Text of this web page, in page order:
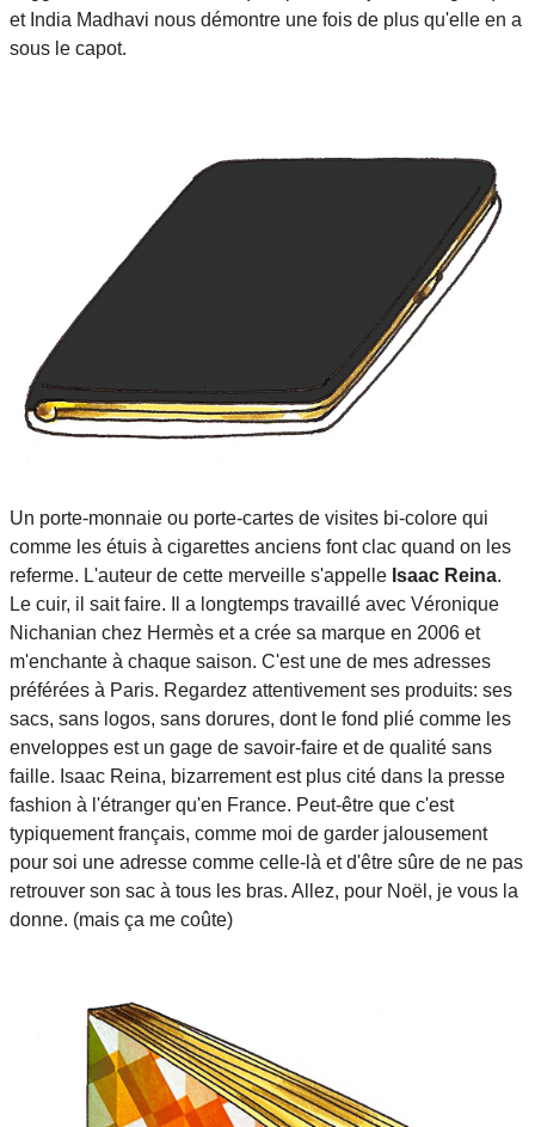
et India Madhavi nous démontre une fois de plus qu'elle en a
sous le capot.
Un porte-monnaie ou porte-cartes de visites bi-colore qui
comme les étuis à cigarettes anciens font clac quand on les
referme. L'auteur de cette merveille s'appelle Isaac Reina.
Le cuir, il sait faire. Il a longtemps travaillé avec Véronique
Nichanian chez Hermès et a crée sa marque en 2006 et
m'enchante à chaque saison. C'est une de mes adresses
préférées à Paris. Regardez attentivement ses produits: ses
sacs, sans logos, sans dorures, dont le fond plié comme les
enveloppes est un gage de savoir-faire et de qualité sans
faille. Isaac Reina, bizarrement est plus cité dans la presse
fashion à l'étranger qu'en France. Peut-être que c'est
typiquement français, comme moi de garder jalousement
pour soi une adresse comme celle-là et d'être sûre de ne pas
retrouver son sac à tous les bras. Allez, pour Noël, je vous la
donne. (mais ça me coûte)